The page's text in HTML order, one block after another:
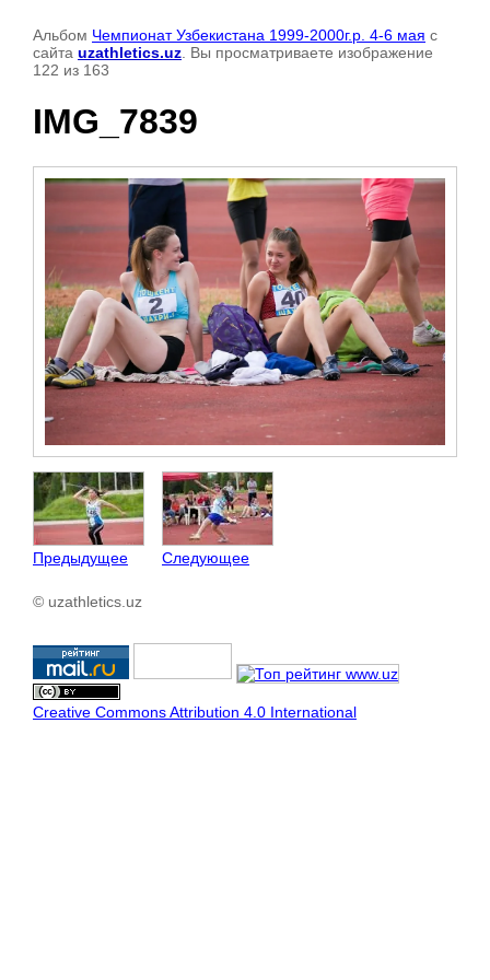
Альбом Чемпионат Узбекистана 1999-2000г.р. 4-6 мая с
сайта uzathletics.uz . Вы просматриваете изображение
122 из 163
IMG_7839
Предыдущее Следующее
© uzathletics.uz
Creative Commons Attribution 4.0 International